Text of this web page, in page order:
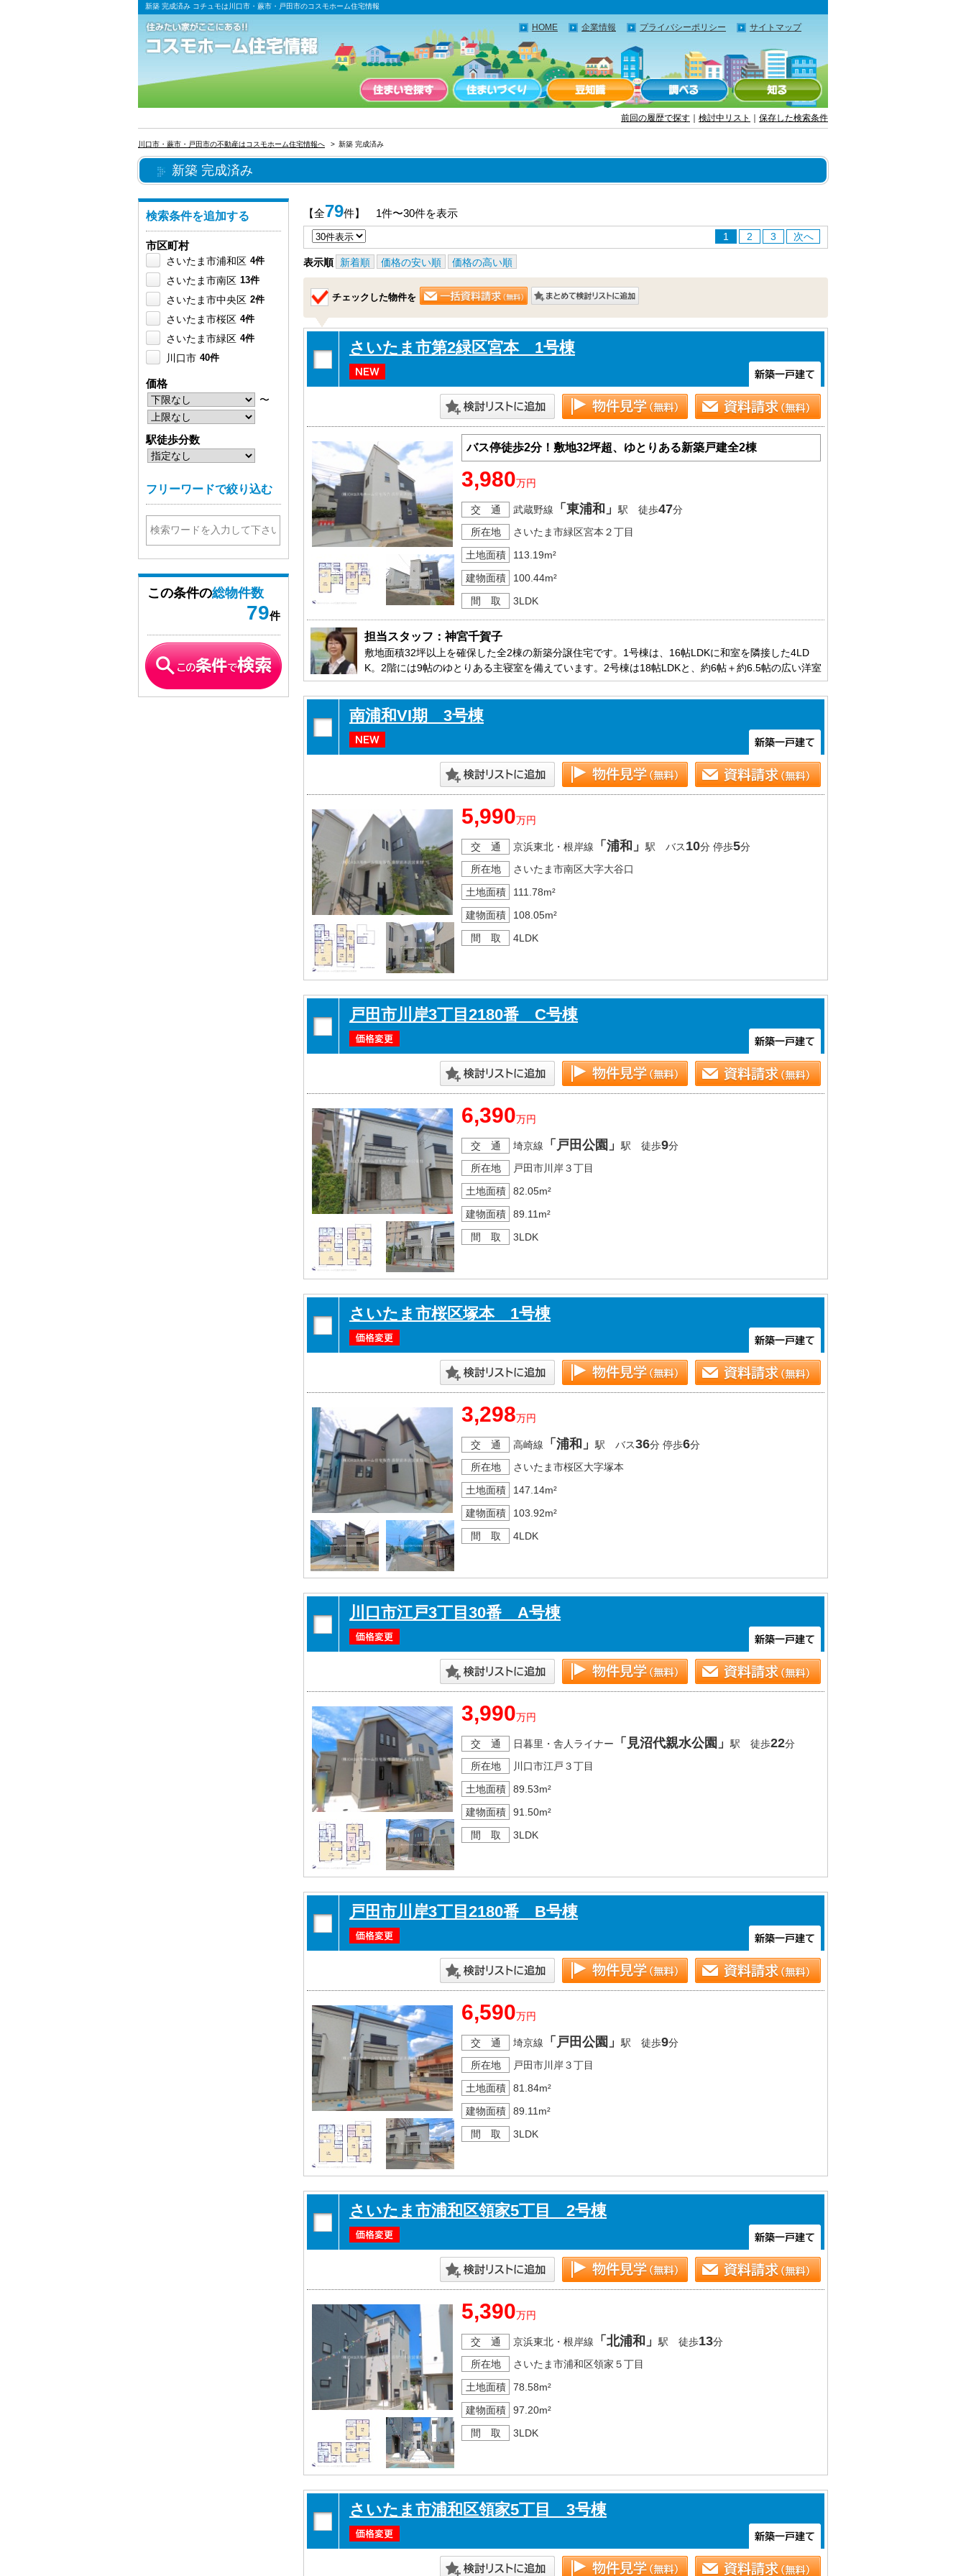
新築 完成済み コチュモは川口市・蕨市・戸田市のコスモホーム住宅情報
HOME 企業情報 プライバシーポリシー サイトマップ
前回の履歴で探す 検討中リスト 保存した検索条件
川口市・蕨市・戸田市の不動産はコスモホーム住宅情報へ 新築 完成済み
新築 完成済み
【全79件】 1件〜30件を表示
1 2 3 次へ
表示順 新着順 価格の安い順 価格の高い順
チェックした物件を
さいたま市第2緑区宮本 1号棟
バス停徒歩2分！敷地32坪超、ゆとりある新築戸建全2棟
3,980万円
交 通 武蔵野線 「東浦和」駅 徒歩47分
所在地
さいたま市緑区宮本２丁目
土地面積
113.19m²
建物面積
100.44m²
間 取
3LDK
担当スタッフ：神宮千賀子
敷地面積32坪以上を確保した全2棟の新築分譲住宅です。1号棟は、16帖LDKに和室を隣接した4LD
K。2階には9帖のゆとりある主寝室を備えています。2号棟は18帖LDKと、約6帖＋約6.5帖の広い洋室
空間が特徴です。浴室乾燥機、Low-E複層ガラス、TVモニター付きインターホン、床下収納など、暮
らしを支える設備も充実しています。
南浦和VI期 3号棟
5,990万円
交 通 京浜東北・根岸線 「浦和」駅 バス10分 停歩5分
所在地
さいたま市南区大字大谷口
土地面積
111.78m²
建物面積
108.05m²
間 取
4LDK
戸田市川岸3丁目2180番 C号棟
6,390万円
交 通 埼京線 「戸田公園」駅 徒歩9分
所在地
戸田市川岸３丁目
土地面積
82.05m²
建物面積
89.11m²
間 取
3LDK
さいたま市桜区塚本 1号棟
3,298万円
交 通 高崎線 「浦和」駅 バス36分 停歩6分
所在地
さいたま市桜区大字塚本
土地面積
147.14m²
建物面積
103.92m²
間 取
4LDK
川口市江戸3丁目30番 A号棟
3,990万円
交 通 日暮里・舎人ライナー 「見沼代親水公園」駅 徒歩22分
所在地
川口市江戸３丁目
土地面積
89.53m²
建物面積
91.50m²
間 取
3LDK
戸田市川岸3丁目2180番 B号棟
6,590万円
交 通 埼京線 「戸田公園」駅 徒歩9分
所在地
戸田市川岸３丁目
土地面積
81.84m²
建物面積
89.11m²
間 取
3LDK
さいたま市浦和区領家5丁目 2号棟
5,390万円
交 通 京浜東北・根岸線 「北浦和」駅 徒歩13分
所在地
さいたま市浦和区領家５丁目
土地面積
78.58m²
建物面積
97.20m²
間 取
3LDK
さいたま市浦和区領家5丁目 3号棟
検索条件を追加する
市区町村
さいたま市浦和区 4件
さいたま市南区 13件
さいたま市中央区 2件
さいたま市桜区 4件
さいたま市緑区 4件
川口市 40件
蕨市
戸田市 6件
価格
〜
駅徒歩分数
フリーワードで絞り込む
この条件の総物件数
79件